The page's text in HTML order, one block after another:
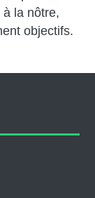
la nôtre,
objectifs.